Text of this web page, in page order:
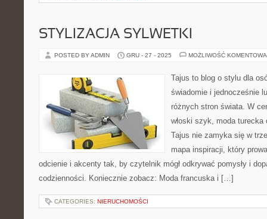
STYLIZACJA SYLWETKI
POSTED BY ADMIN GRU - 27 - 2025 MOŻLIWOŚĆ
Tajus to blog o stylu dla
świadomie i jednocześnie
różnych stron świata. W
włoski szyk, moda
Tajus nie zamyka się w
mapa inspiracji, który
odcienie i akcenty tak, by czytelnik mógł odkrywać pomysły i
codzienności. Koniecznie zobacz: Moda francuska i […]
CATEGORIES: NIERUCHOMOŚCI